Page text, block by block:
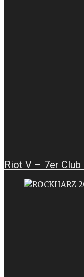
Riot V – 7er Club